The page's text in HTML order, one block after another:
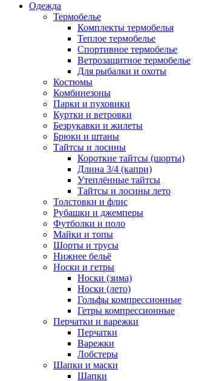
Одежда
Термобелье
Комплекты термобелья
Теплое термобелье
Спортивное термобелье
Ветрозащитное термобелье
Для рыбалки и охоты
Костюмы
Комбинезоны
Парки и пуховики
Куртки и ветровки
Безрукавки и жилеты
Брюки и штаны
Тайтсы и лосины
Короткие тайтсы (шорты)
Длина 3/4 (капри)
Утеплённые тайтсы
Тайтсы и лосины лето
Толстовки и флис
Рубашки и джемперы
Футболки и поло
Майки и топы
Шорты и трусы
Нижнее бельё
Носки и гетры
Носки (зима)
Носки (лето)
Гольфы компрессионные
Гетры компрессионные
Перчатки и варежки
Перчатки
Варежки
Лобстеры
Шапки и маски
Шапки